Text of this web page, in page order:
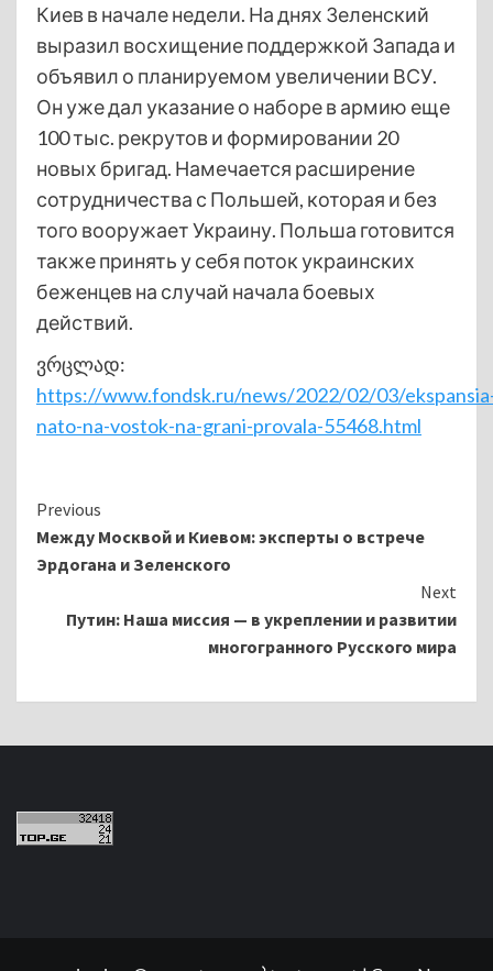
Киев в начале недели. На днях Зеленский
выразил восхищение поддержкой Запада и
объявил о планируемом увеличении ВСУ.
Он уже дал указание о наборе в армию еще
100 тыс. рекрутов и формировании 20
новых бригад. Намечается расширение
сотрудничества с Польшей, которая и без
того вооружает Украину. Польша готовится
также принять у себя поток украинских
беженцев на случай начала боевых
действий.
ვრცლად:
https://www.fondsk.ru/news/2022/02/03/
nato-na-vostok-na-grani-provala-55468.html
Continue
Reading
Previous
Между Москвой и Киевом: эксперты о встрече
Эрдогана и Зеленского
Next
Путин: Наша миссия — в укреплении и развитии
многогранного Русского мира